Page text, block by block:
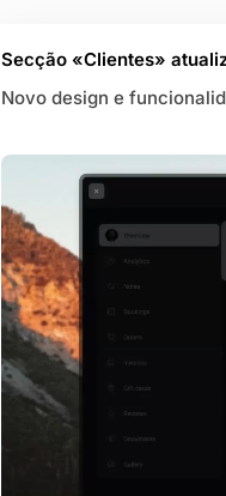
Secção «Clientes»
Novo design e